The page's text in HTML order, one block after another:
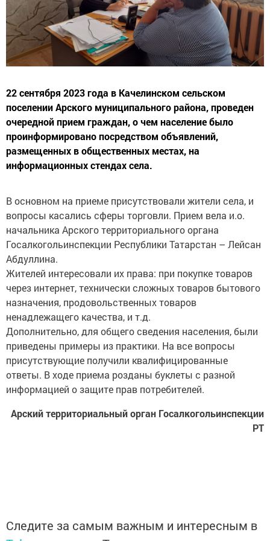
22 сентября 2023 года в Качелинском сельском
поселении Арского муниципального района, проведен
очередной прием граждан, о чем население было
проинформировано посредством объявлений,
размещенных в общественных местах, на
информационных стендах села.
В основном на приеме присутствовали жители села, и
вопросы касались сферы торговли. Прием вела и.о.
начальника Арского территориального органа
Госалкогольинспекции Республики Татарстан – Лейсан
Абдуллина.
Жителей интересовали их права: при покупке товаров
через интернет, технически сложных товаров бытового
назначения, продовольственных товаров
ненадлежащего качества, и т.д.
Дополнительно, для общего сведения населения, были
приведены примеры из практики. На все вопросы
присутствующие получили квалифицированные
ответы. В ходе приема розданы буклеты с разной
информацией о защите прав потребителей.
Арский территориальный орган Госалкогольинспекции
РТ
Следите за самым важным и интересным в